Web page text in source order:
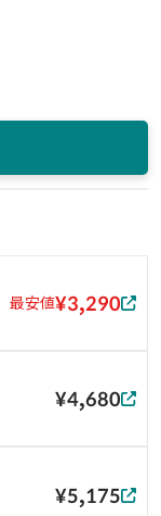
最安値¥3,290
¥4,680
¥5,175